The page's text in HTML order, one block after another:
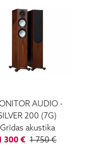
AUDIO-
200 (7G)
Grīdas akustika
300 € 1 750€